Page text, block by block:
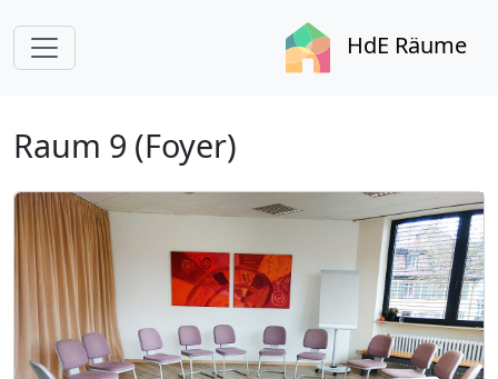
HdE Räume
Raum 9 (Foyer)